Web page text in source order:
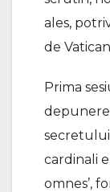
ales,
de
Prima
cardinali
omnes’,